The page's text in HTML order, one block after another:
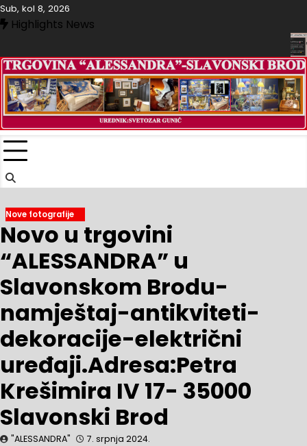
Skip
to
Sub, kol 8, 2026
Highlights News
“ALESSANDRA”-SLAVONSKI BRODTRGOVINA
Nove fotografije
Novo u trgovini
“ALESSANDRA” u
Slavonskom Brodu-
namještaj-antikviteti-
dekoracije-električni
uređaji.Adresa:Petra
Krešimira IV 17- 35000
Slavonski Brod
"ALESSANDRA" 7. srpnja 2024.